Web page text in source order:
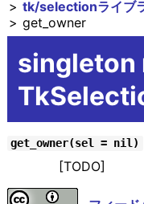
tk/selectionライブ
get_owner
singleton
get_owner(sel = nil)
[TODO]